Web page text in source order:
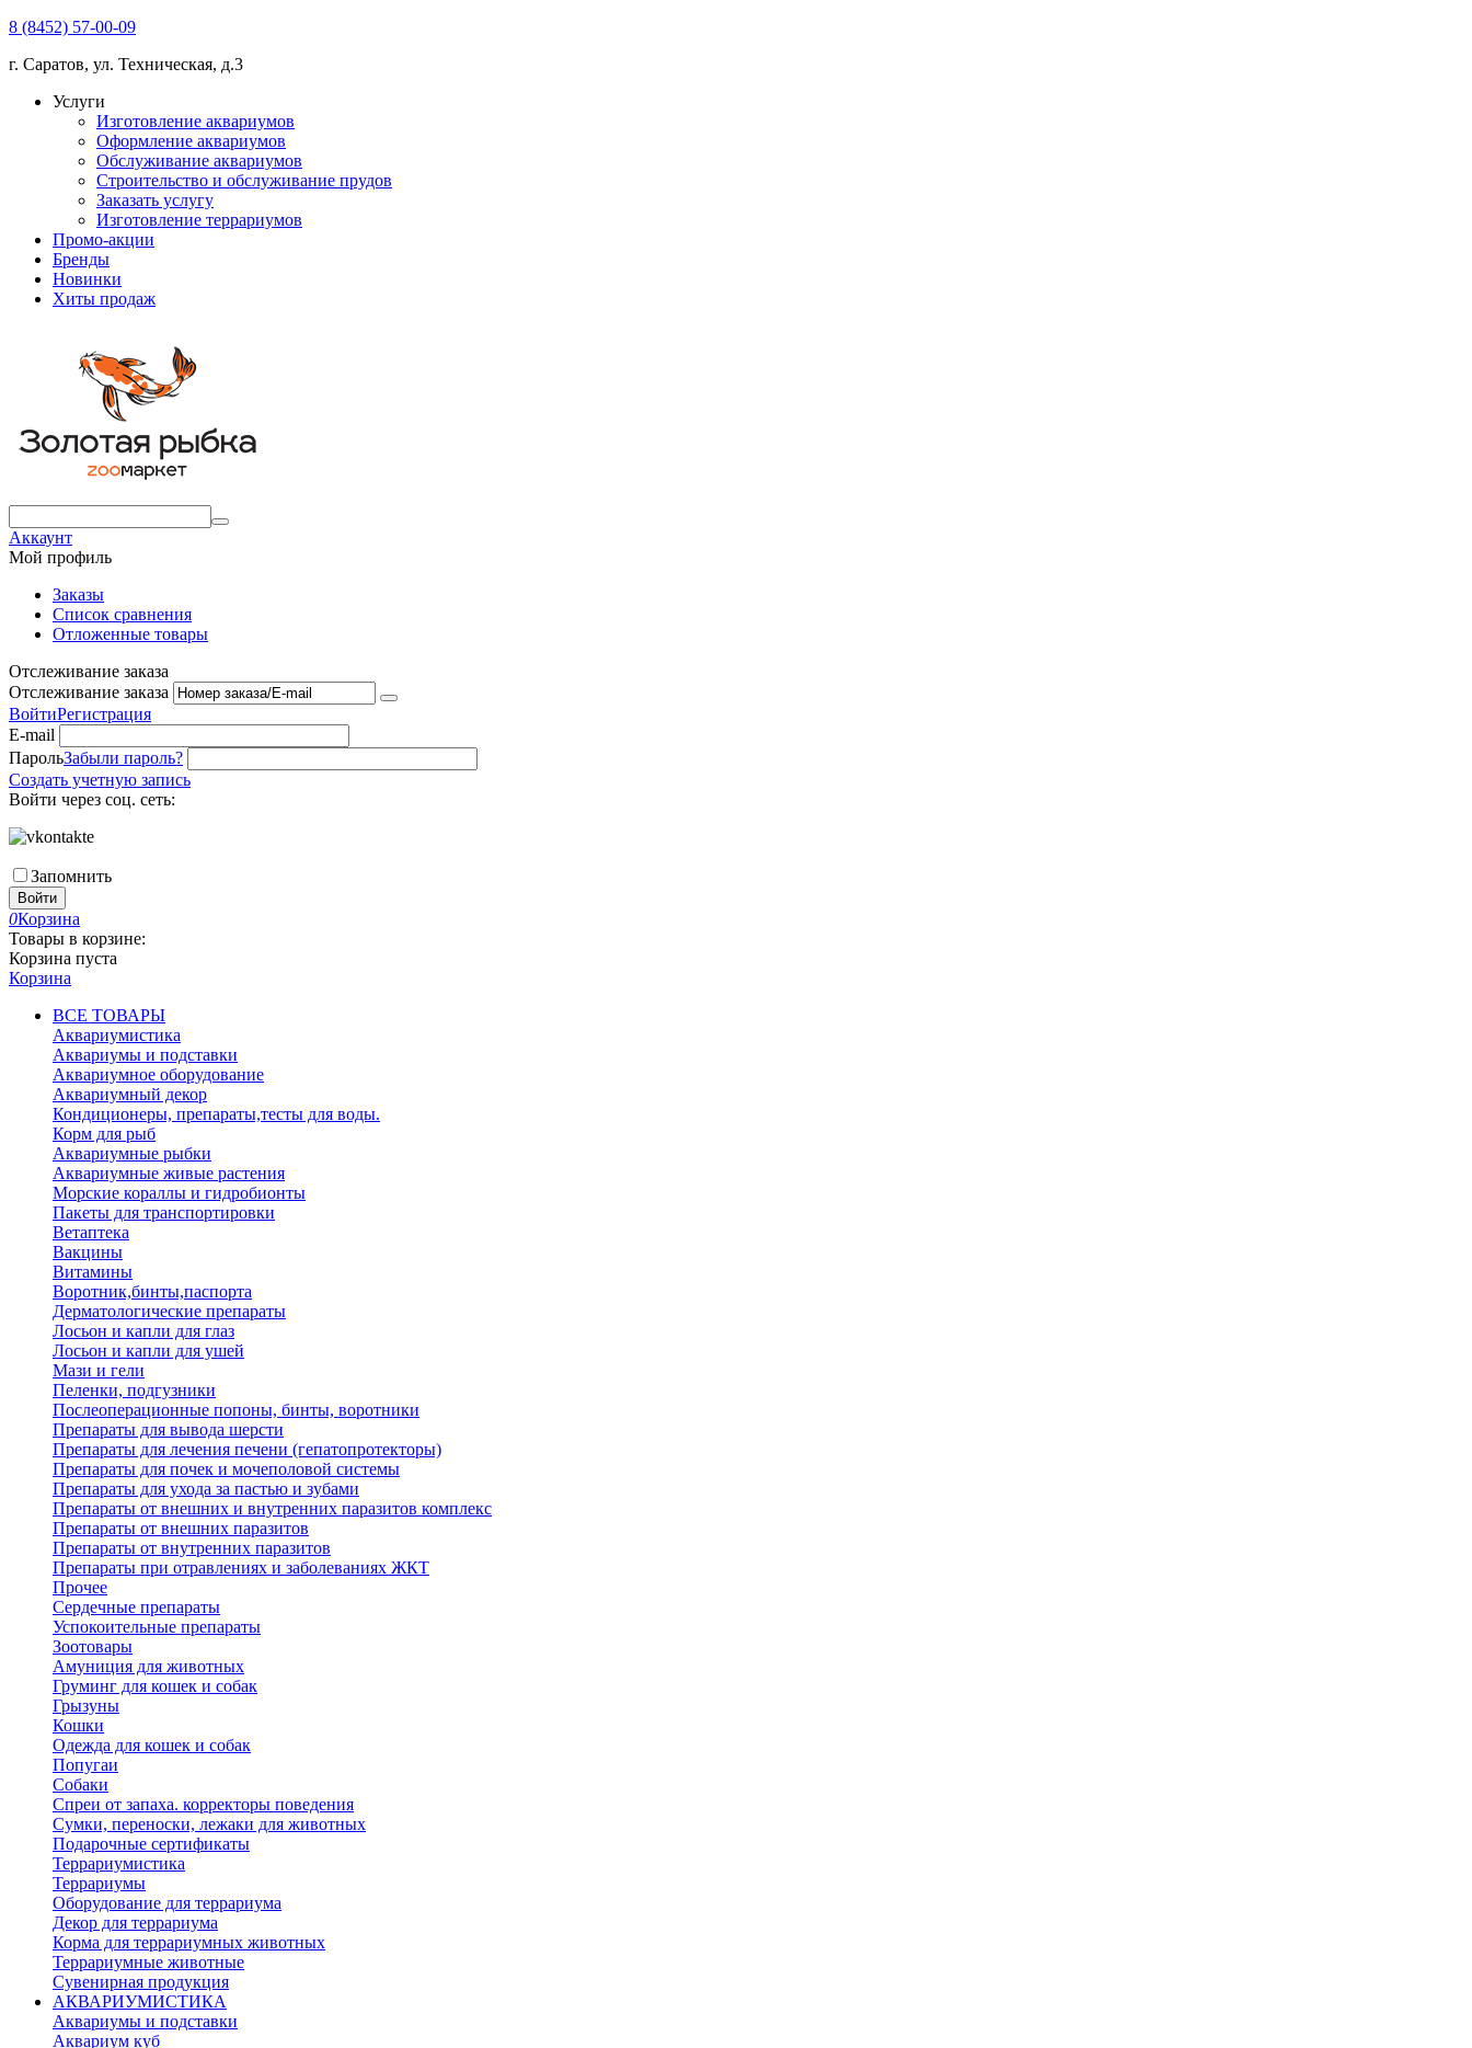
8 (8452) 57-00-09
г. Саратов, ул. Техническая, д.3
Услуги
Изготовление аквариумов
Оформление аквариумов
Обслуживание аквариумов
Строительство и обслуживание прудов
Заказать услугу
Изготовление террариумов
Промо-акции
Бренды
Новинки
Хиты продаж
Аккаунт
Мой профиль
Заказы
Список сравнения
Отложенные товары
Отслеживание заказа
Отслеживание заказа
ВойтиРегистрация
E-mail
ПарольЗабыли пароль?
Создать учетную запись
Войти через соц. сеть:
Запомнить
Войти
0Корзина
Товары в корзине:
Корзина пуста
Корзина
ВСЕ ТОВАРЫ
Аквариумистика
Аквариумы и подставки
Аквариумное оборудование
Аквариумный декор
Кондиционеры, препараты,тесты для воды.
Корм для рыб
Аквариумные рыбки
Аквариумные живые растения
Морские кораллы и гидробионты
Пакеты для транспортировки
Ветаптека
Вакцины
Витамины
Воротник,бинты,паспорта
Дерматологические препараты
Лосьон и капли для глаз
Лосьон и капли для ушей
Мази и гели
Пеленки, подгузники
Послеоперационные попоны, бинты, воротники
Препараты для вывода шерсти
Препараты для лечения печени (гепатопротекторы)
Препараты для почек и мочеполовой системы
Препараты для ухода за пастью и зубами
Препараты от внешних и внутренних паразитов комплекс
Препараты от внешних паразитов
Препараты от внутренних паразитов
Препараты при отравлениях и заболеваниях ЖКТ
Прочее
Сердечные препараты
Успокоительные препараты
Зоотовары
Амуниция для животных
Груминг для кошек и собак
Грызуны
Кошки
Одежда для кошек и собак
Попугаи
Собаки
Спреи от запаха. корректоры поведения
Сумки, переноски, лежаки для животных
Подарочные сертификаты
Террариумистика
Террариумы
Оборудование для террариума
Декор для террариума
Корма для террариумных животных
Террариумные животные
Сувенирная продукция
АКВАРИУМИСТИКА
Аквариумы и подставки
Аквариум куб